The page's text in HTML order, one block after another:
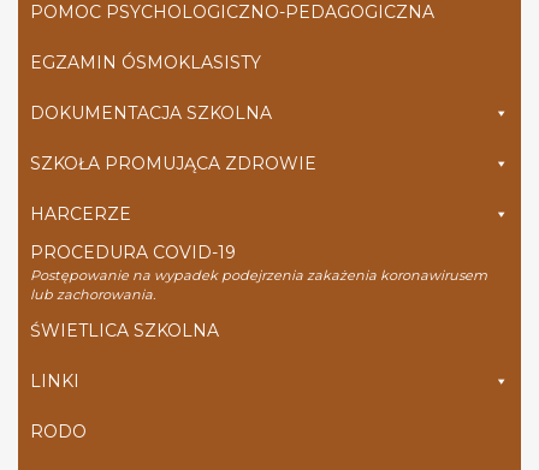
POMOC PSYCHOLOGICZNO-PEDAGOGICZNA
EGZAMIN ÓSMOKLASISTY
DOKUMENTACJA SZKOLNA
SZKOŁA PROMUJĄCA ZDROWIE
HARCERZE
PROCEDURA COVID-19
Postępowanie na wypadek podejrzenia zakażenia koronawirusem
lub zachorowania.
ŚWIETLICA SZKOLNA
LINKI
RODO